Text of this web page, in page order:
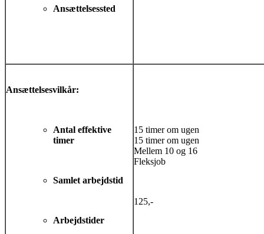
Ansættelsessted
Ansættelsesvilkår:
Antal effektive
timer
Samlet arbejdstid
Arbejdstider
15 timer om ugen
15 timer om ugen
Mellem 10 og 16
Fleksjob
125,-